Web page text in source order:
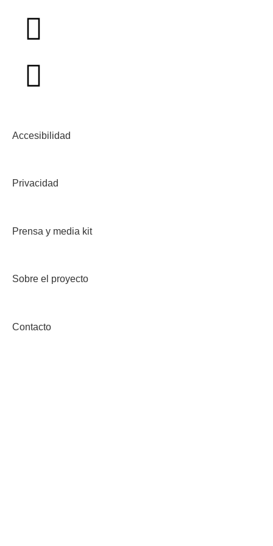
Contacto
Sobre el proyecto
Prensa y media kit
Privacidad
Accesibilidad